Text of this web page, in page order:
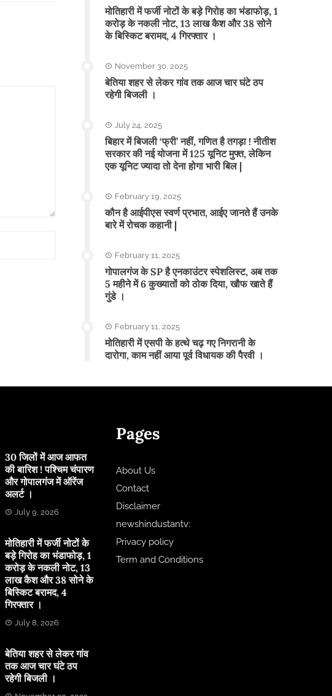
मोतिहारी में फर्जी नोटों के बड़े गिरोह का भंडाफोड़, 1
करोड़ के नकली नोट, 13 लाख कैश और 38 सोने
के बिस्किट बरामद, 4 गिरफ्तार ।
November 30, 2025
बेतिया शहर से लेकर गांव तक आज चार घंटे ठप
रहेगी बिजली ।
July 24, 2025
बिहार में बिजली ‘फ्री’ नहीं, गणित है तगड़ा ! नीतीश
सरकार की नई योजना में 125 यूनिट मुफ्त, लेकिन
एक यूनिट ज्यादा तो देना होगा भारी बिल |
February 19, 2025
कौन है आईपीएस स्वर्ण प्रभात, आईए जानते हैं उनके
बारे में रोचक कहानी |
February 11, 2025
गोपालगंज के SP है एनकाउंटर स्पेशलिस्ट, अब तक
5 महीने में 6 कुख्यातों को ठोक दिया, खौफ खाते हैं
गुंडे ।
February 11, 2025
मोतिहारी में एसपी के हत्थे चढ़ गए निगरानी के
दारोगा, काम नहीं आया पूर्व विधायक की पैरवी ।
30 जिलों में आज आफत
की बारिश ! पश्चिम चंपारण
और गोपालगंज में ऑरेंज
अलर्ट ।
July 9, 2026
मोतिहारी में फर्जी नोटों के
बड़े गिरोह का भंडाफोड़, 1
करोड़ के नकली नोट, 13
लाख कैश और 38 सोने के
बिस्किट बरामद, 4
गिरफ्तार ।
July 8, 2026
बेतिया शहर से लेकर गांव
तक आज चार घंटे ठप
रहेगी बिजली ।
Pages
About Us
Contact
Disclaimer
newshindustantv:
Privacy policy
Term and Conditions